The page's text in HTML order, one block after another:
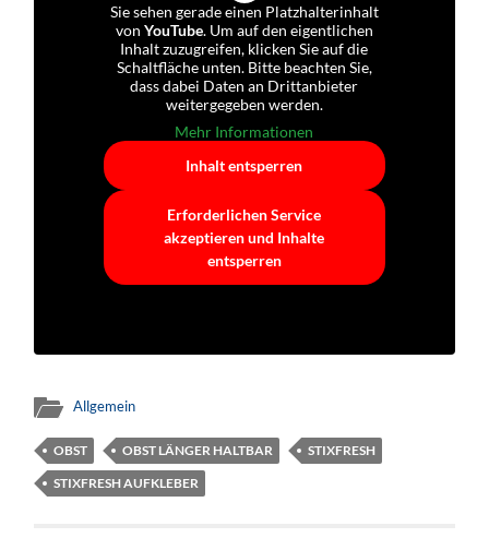
Sie sehen gerade einen Platzhalterinhalt
von YouTube. Um auf den eigentlichen
Inhalt zuzugreifen, klicken Sie auf die
Schaltfläche unten. Bitte beachten Sie,
dass dabei Daten an Drittanbieter
weitergegeben werden.
Mehr Informationen
Inhalt entsperren
Erforderlichen Service
akzeptieren und Inhalte
entsperren
Allgemein
OBST OBST LÄNGER HALTBAR
STIXFRESH
STIXFRESH AUFKLEBER